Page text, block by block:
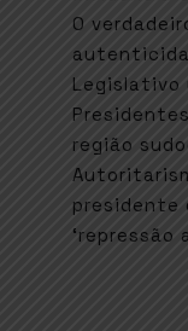
O
Legislativo
região
presidente
‘repressão